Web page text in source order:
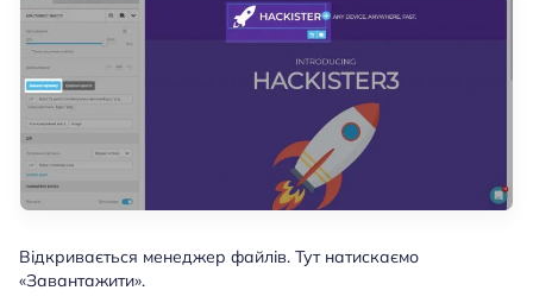
Відкривається менеджер файлів. Тут натискаємо
«Завантажити».